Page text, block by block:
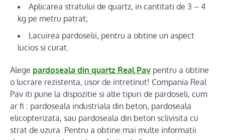
Aplicarea stratului de quartz, in cantitati de 3 – 4
kg pe metru patrat;
Lacuirea pardoselii, pentru a obtine un aspect
lucios si curat.
Alege pardoseala din quartz Real Pav pentru a obtine
o lucrare rezistenta, usor de intretinut! Compania Real
Pav iti pune la dispozitie si alte tipuri de pardoseli, cum
ar fi : pardoseala industriala din beton, pardoseala
elicopterizata, sau pardoseala din beton sclivisita cu
strat de uzura. Pentru a obtine mai multe informatii